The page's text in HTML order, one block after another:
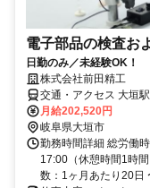
電子部品の検査お
日勤のみ／未経験OK！
株式会社前田精工
交通・アクセス 大垣
月給202,520円
岐阜県大垣市
勤務時間詳細 総労働
17:00（休憩時間1時
数：1ヶ月あたり20日